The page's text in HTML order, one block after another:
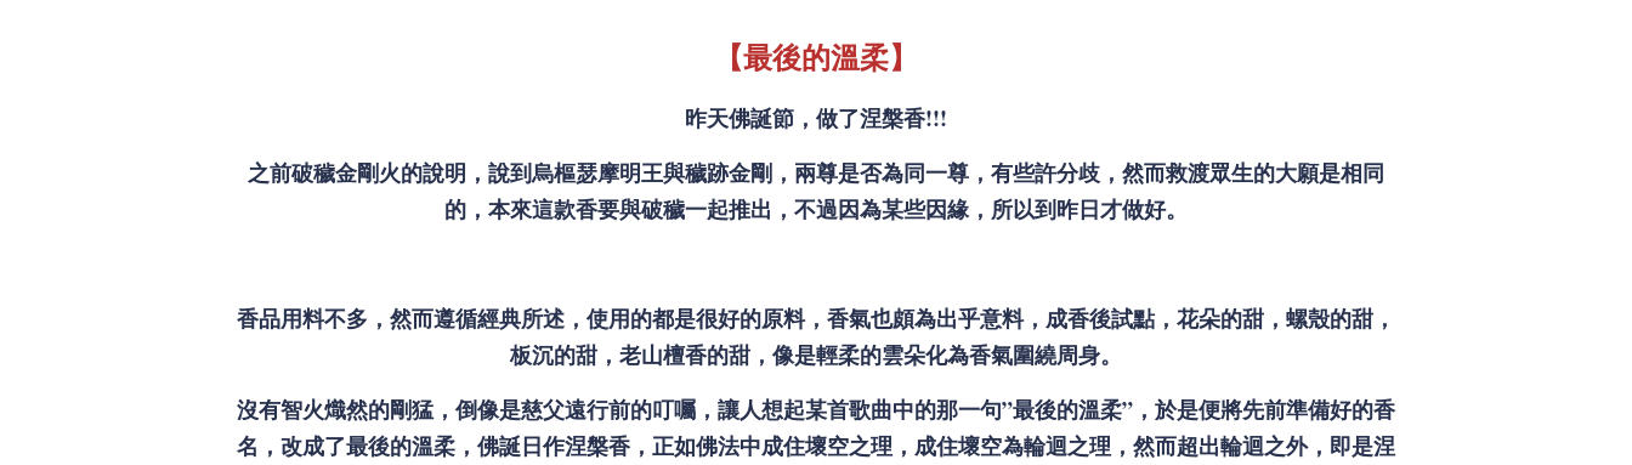
【最後的溫柔】
昨天佛誕節，做了涅槃香!!!
之前破穢金剛火的說明，說到烏樞瑟摩明王與穢跡金剛，兩尊是否為同一尊，有些許分歧，然而救渡眾生的大願是相同
的，本來這款香要與破穢一起推出，不過因為某些因緣，所以到昨日才做好。
香品用料不多，然而遵循經典所述，使用的都是很好的原料，香氣也頗為出乎意料，成香後試點，花朵的甜，螺殼的甜，
板沉的甜，老山檀香的甜，像是輕柔的雲朵化為香氣圍繞周身。
沒有智火熾然的剛猛，倒像是慈父遠行前的叮囑，讓人想起某首歌曲中的那一句”最後的溫柔”，於是便將先前準備好的香
名，改成了最後的溫柔，佛誕日作涅槃香，正如佛法中成住壞空之理，成住壞空為輪迴之理，然而超出輪迴之外，即是涅